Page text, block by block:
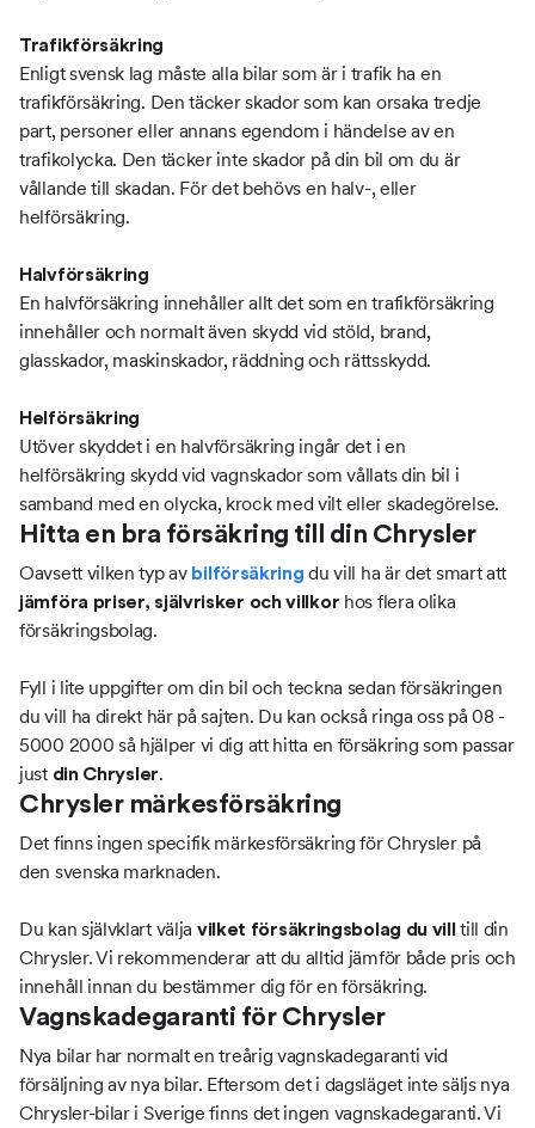
Trafikförsäkring
Enligt svensk lag måste alla bilar som är i trafik ha en
trafikförsäkring. Den täcker skador som kan orsaka tredje
part, personer eller annans egendom i händelse av en
trafikolycka. Den täcker inte skador på din bil om du är
vållande till skadan. För det behövs en halv-, eller
helförsäkring.
Halvförsäkring
En halvförsäkring innehåller allt det som en trafikförsäkring
innehåller och normalt även skydd vid stöld, brand,
glasskador, maskinskador, räddning och rättsskydd.
Helförsäkring
Utöver skyddet i en halvförsäkring ingår det i en
helförsäkring skydd vid vagnskador som vållats din bil i
samband med en olycka, krock med vilt eller skadegörelse.
Hitta en bra försäkring till din Chrysler
Oavsett vilken typ av bilförsäkring du vill ha är det smart att
jämföra priser, självrisker och villkor hos flera olika
försäkringsbolag.
Fyll i lite uppgifter om din bil och teckna sedan försäkringen
du vill ha direkt här på sajten. Du kan också ringa oss på 08 -
5000 2000 så hjälper vi dig att hitta en försäkring som passar
just din Chrysler.
Chrysler märkesförsäkring
Det finns ingen specifik märkesförsäkring för Chrysler på
den svenska marknaden.
Du kan självklart välja vilket försäkringsbolag du vill till din
Chrysler. Vi rekommenderar att du alltid jämför både pris och
innehåll innan du bestämmer dig för en försäkring.
Vagnskadegaranti för Chrysler
Nya bilar har normalt en treårig vagnskadegaranti vid
försäljning av nya bilar. Eftersom det i dagsläget inte säljs nya
Chrysler-bilar i Sverige finns det ingen vagnskadegaranti. Vi